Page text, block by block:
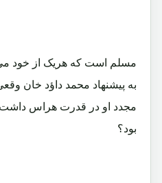
مسلم است که هریک از خود
به پیشنهاد محمد داؤد خان
مجدد او در قدرت هراس داشت
بود؟